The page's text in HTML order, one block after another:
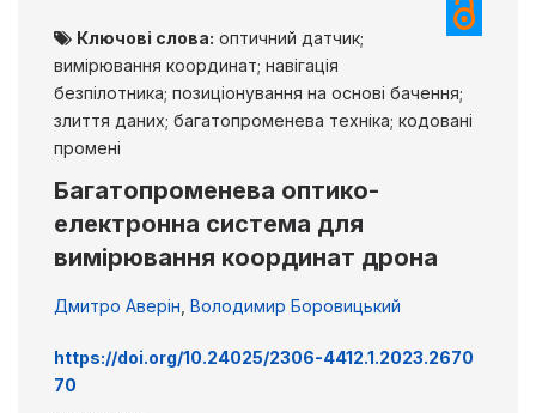
Ключові слова: оптичний датчик;
вимірювання координат; навігація
безпілотника; позиціонування на основі бачення;
злиття даних; багатопроменева техніка; кодовані
промені
Багатопроменева оптико-
електронна система для
вимірювання координат дрона
Дмитро Аверін Володимир Боровицький
https://doi.org/10.24025/2306-4412.1.2023.2670
70